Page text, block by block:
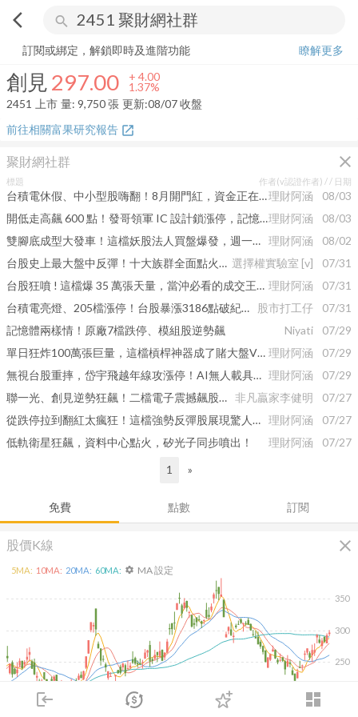
arrow_back_ios search
login dashboard
市場 登入
創見 297.00 +1.37%
訂閱或綁定，解鎖即時及進階功能
瞭解更多
創見297.00 + 4.00
1.37%
2451
上市 量: 9,750張 更新:08/07 收盤
前往相關富果研究報告 open_in_new
聚財網社群 close
免費 點數 訂閱
標題 作者(v認證作者) / / 日期
台積電休假、中小型股嗨翻！8月開門紅，資金正在默默換位置坐理財阿涵
08/03
開低走高飆 600 點！發哥領軍 IC 設計鎖漲停，記憶體強勢集體亮燈，將引爆這幾隻..理財阿涵
08/03
雙腳底成型大發車！這檔妖股法人買盤爆發，週一必盯的關鍵轉折點 理財阿涵
08/02
台股史上最大盤中反彈！十大族群全面點火，這些個股該追還是該閃？ 選擇權實驗室 [v]
07/31
台股狂噴 ! 這檔爆 35 萬張天量，當沖必看的成交王，週一還有戲.. 理財阿涵
07/31
台積電亮燈、205檔漲停！台股暴漲3186點破紀錄 半導體、AI伺服器、記憶體、PCB全面大反攻
股市打工仔
07/31
記憶體兩樣情！原廠7檔跌停、模組股逆勢飆
Niyati
07/29
單日狂炸100萬張巨量，這檔槓桿神器成了賭大盤V轉的究極武器！ 理財阿涵
07/29
無視台股重摔，岱宇飛越年線攻漲停！AI無人載具題材曝光，還有誰跟上 理財阿涵
07/29
聯一光、創見逆勢狂飆！二檔電子震撼飆股趕快跟上 非凡贏家李健明
07/27
從跌停拉到翻紅太瘋狂！這檔強勢反彈股展現驚人韌性，明天搭當沖大戶順風車 理財阿涵
07/27
低軌衛星狂飆，資料中心點火，矽光子同步噴出！
理財阿涵 07/27
1 »
股價K線 close
250
300
350
5MA: 10MA: 20MA: 60MA: settings MA 設定